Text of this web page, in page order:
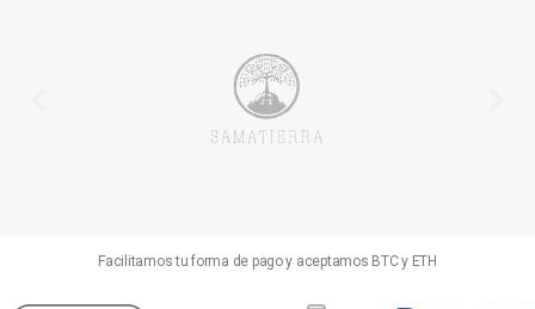
Facilitamos tu forma de pago y aceptamos BTC y ETH